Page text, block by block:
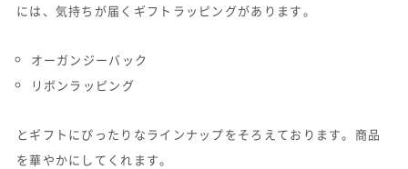
には、気持ちが届くギフトラッピングがあります。
オーガンジーバック
リボンラッピング
とギフトにぴったりなラインナップをそろえております。商品
を華やかにしてくれます。